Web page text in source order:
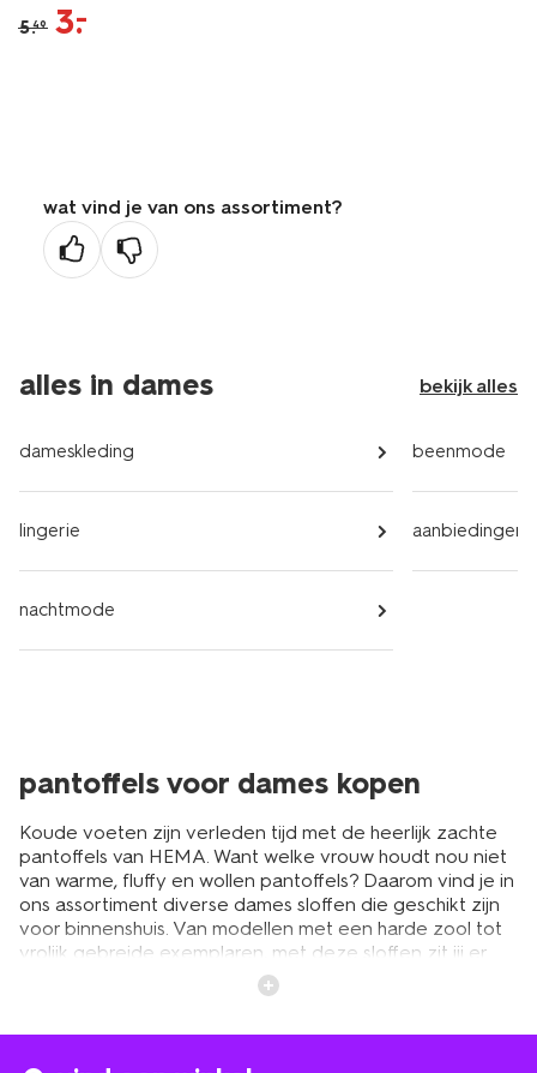
5.49 3.
–
wat vind je van ons assortiment?
alles in dames bekijk alles
dameskleding
lingerie
nachtmode
beenmode
aanbiedingen
pantoffels voor dames kopen
Koude voeten zijn verleden tijd met de heerlijk zachte
pantoffels van HEMA. Want welke vrouw houdt nou niet
van warme, fluffy en wollen pantoffels? Daarom vind je in
ons assortiment diverse dames sloffen die geschikt zijn
voor binnenshuis. Van modellen met een harde zool tot
vrolijk gebreide exemplaren, met deze sloffen zit jij er
superknus bij. Heerlijk om je hoge dames pantoffels
bijvoorbeeld te dragen onder je badjas. Zo hou je je